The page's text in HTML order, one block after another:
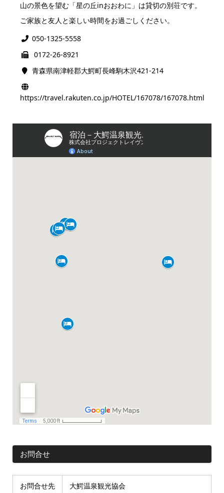
山の景色を望む「星の丘inおおわに」は貸切の別荘です。
ご家族と友人と楽しい時間をお過ごしください。
050-1325-5558
0172-26-8921
青森県南津軽郡大鰐町長峰駒木沢421-214
https://travel.rakuten.co.jp/HOTEL/167078/167078.html
お問合せ
お問合せ先 大鰐温泉観光協会